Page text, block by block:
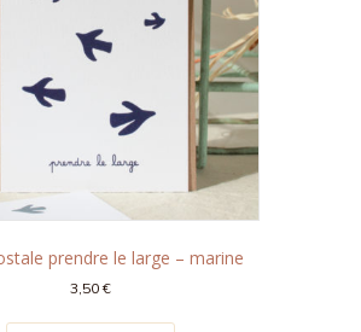
prendre le large – marine
3,50€